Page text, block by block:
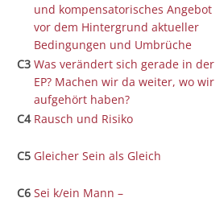
und kompensatorisches Angebot
vor dem Hintergrund aktueller
Bedingungen und Umbrüche
C3 Was verändert sich gerade in der
EP? Machen wir da weiter, wo wir
aufgehört haben?
C4 Rausch und Risiko
C5 Gleicher Sein als Gleich
C6 Sei k/ein Mann –